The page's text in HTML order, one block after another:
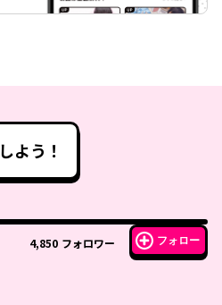
よう！
4,850 フォロワー フォロー